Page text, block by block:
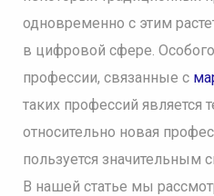
одновременно с этим
в цифровой сфере.
профессии, связанные с
таких профессий является
относительно новая
пользуется значительным
В нашей статье мы